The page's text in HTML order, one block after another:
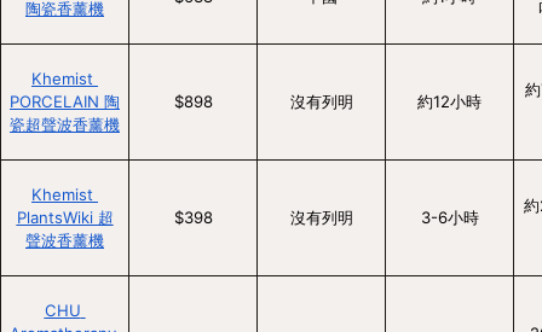
陶瓷香薰機
Khemist
PORCELAIN 陶
瓷超聲波香薰機
$898 沒有列明 約12小時
Khemist
PlantsWiki 超
聲波香薰機
$398 沒有列明 3-6小時
CHU